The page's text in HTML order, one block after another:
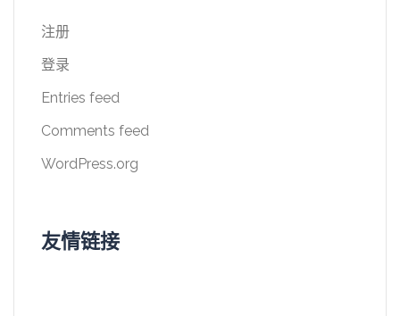
注册
登录
Entries feed
Comments feed
WordPress.org
友情链接